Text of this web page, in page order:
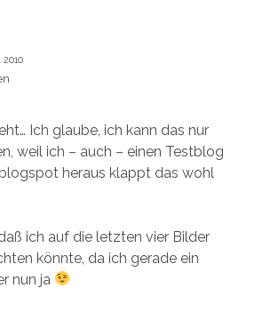
2010
Ich glaube, ich kann das nur
weil ich – auch – einen Testblog
heraus klappt das wohl
ich auf die letzten vier Bilder
könnte, da ich gerade ein
nun ja